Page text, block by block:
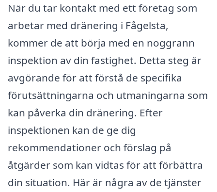
När du tar kontakt med ett företag som
arbetar med dränering i Fågelsta,
kommer de att börja med en noggrann
inspektion av din fastighet. Detta steg är
avgörande för att förstå de specifika
förutsättningarna och utmaningarna som
kan påverka din dränering. Efter
inspektionen kan de ge dig
rekommendationer och förslag på
åtgärder som kan vidtas för att förbättra
din situation. Här är några av de tjänster